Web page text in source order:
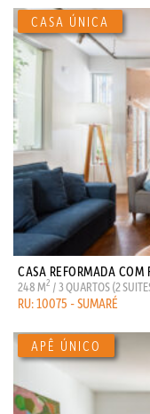
CASA REFORMADA COM
248 M2 / 3 QUARTOS (2
RU: 10075 - SUMARÉ